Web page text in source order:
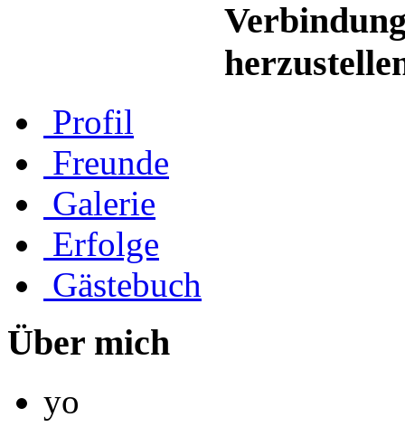
Profil
Freunde
Galerie
Erfolge
Gästebuch
Über mich
yo